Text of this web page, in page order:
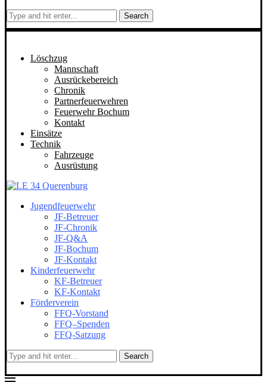
Search
Löschzug
Mannschaft
Ausrückebereich
Chronik
Partnerfeuerwehren
Feuerwehr Bochum
Kontakt
Einsätze
Technik
Fahrzeuge
Ausrüstung
Jugendfeuerwehr
JF-Betreuer
JF-Chronik
JF-Q&A
JF-Bochum
JF-Kontakt
Kinderfeuerwehr
KF-Betreuer
KF-Kontakt
Förderverein
FFQ-Vorstand
FFQ–Spenden
FFQ-Satzung
Search